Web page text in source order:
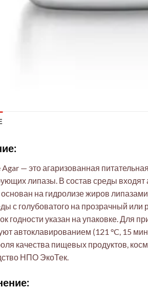
— это агаризованная
липазы. В состав среды входят
основан на гидролизе жиров
с голубоватого на прозрачный
годности указан на упаковке. Для
автоклавированием (121 °C, 15
качества пищевых продуктов,
НПО ЭкоТек.